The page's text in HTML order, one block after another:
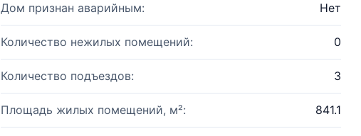
Дом признан аварийным: Нет
Количество нежилых помещений: 0
Количество подъездов: 3
Площадь жилых помещений, м²: 841.1